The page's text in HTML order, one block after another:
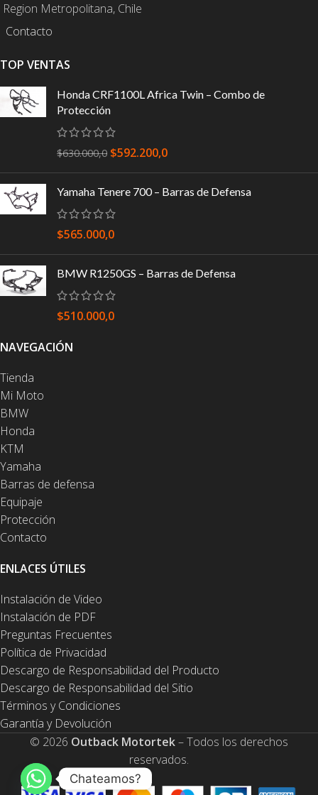
Region Metropolitana, Chile
Contacto
TOP VENTAS
Honda CRF1100L Africa Twin – Combo de
Protección
$630.000,0 $592.200,0
Yamaha Tenere 700 – Barras de Defensa
$565.000,0
BMW R1250GS – Barras de Defensa
$510.000,0
NAVEGACIÓN
Tienda
Mi Moto
BMW
Honda
KTM
Yamaha
Barras de defensa
Equipaje
Protección
Contacto
ENLACES ÚTILES
Instalación de Video
Instalación de PDF
Preguntas Frecuentes
Política de Privacidad
Descargo de Responsabilidad del Producto
Descargo de Responsabilidad del Sitio
Términos y Condiciones
Garantía y Devolución
© 2026 Outback Motortek– Todos los derechos
reservados.
Chateamos?